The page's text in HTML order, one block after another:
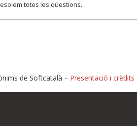
totes les qüestions.
nos millores o
de Softcatalà – Presentació i crèdits